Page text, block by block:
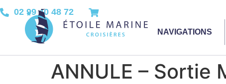
02 99 40 48 72
NAVIGATIONS
ANNULE – Sortie